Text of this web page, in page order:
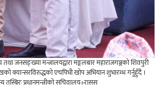
जनसङ्ख्या मन्त्रालयद्वारा मङ्गलबार महाराजगञ्जको शिवपुरी
क्यान्सरविरुद्धको एचपिभी खोप अभियान शुभारम्भ गर्नुहुँदै ।
प्रधानमन्त्रीको सचिवालय÷रासस